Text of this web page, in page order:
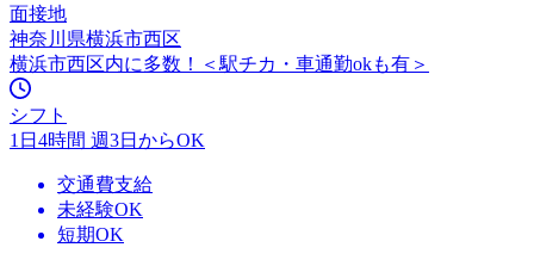
面接地
神奈川県横浜市西区
横浜市西区内に多数！＜駅チカ・車通勤okも有＞
シフト
1日4時間 週3日からOK
交通費支給
未経験OK
短期OK